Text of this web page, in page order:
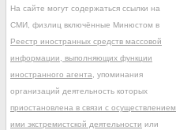
На сайте могут содержаться ссылки на
СМИ, физлиц включённые Минюстом в
Реестр иностранных средств массовой
информации, выполняющих функции
иностранного агента , упоминания
организаций деятельность которых
приостановлена в связи с осуществлением
ими экстремистской деятельности или